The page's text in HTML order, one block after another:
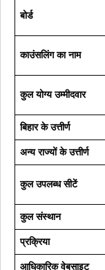
बोर्ड
काउंसलिंग का नाम
कुल योग्य उम्मीदवार
बिहार के उत्तीर्ण
अन्य राज्यों के उत्तीर्ण
कुल उपलब्ध सीटें
कुल संस्थान
प्रक्रिया
आधिकारिक वेबसाइट